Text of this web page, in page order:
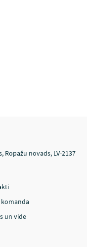
Ropažu novads, LV-2137
komanda
un vide